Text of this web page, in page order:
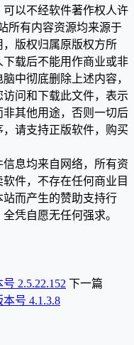
以不经软件著作权人许
所有内容资源均来源于
版权归属原版权方所
载后不能用作商业或非
中彻底删除上述内容，
问和下载此文件，表示
其他用途，否则一切后
请支持正版软件，购买
息均来自网络，所有资
件，不存在任何商业目
而产生的赞助支持行
凭自愿无任何强求。
2.5.22.152 下一篇
号 4.1.3.8